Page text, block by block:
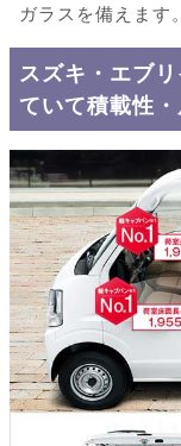
ガラスを備えます。
スズキ・エブ
ていて積載性